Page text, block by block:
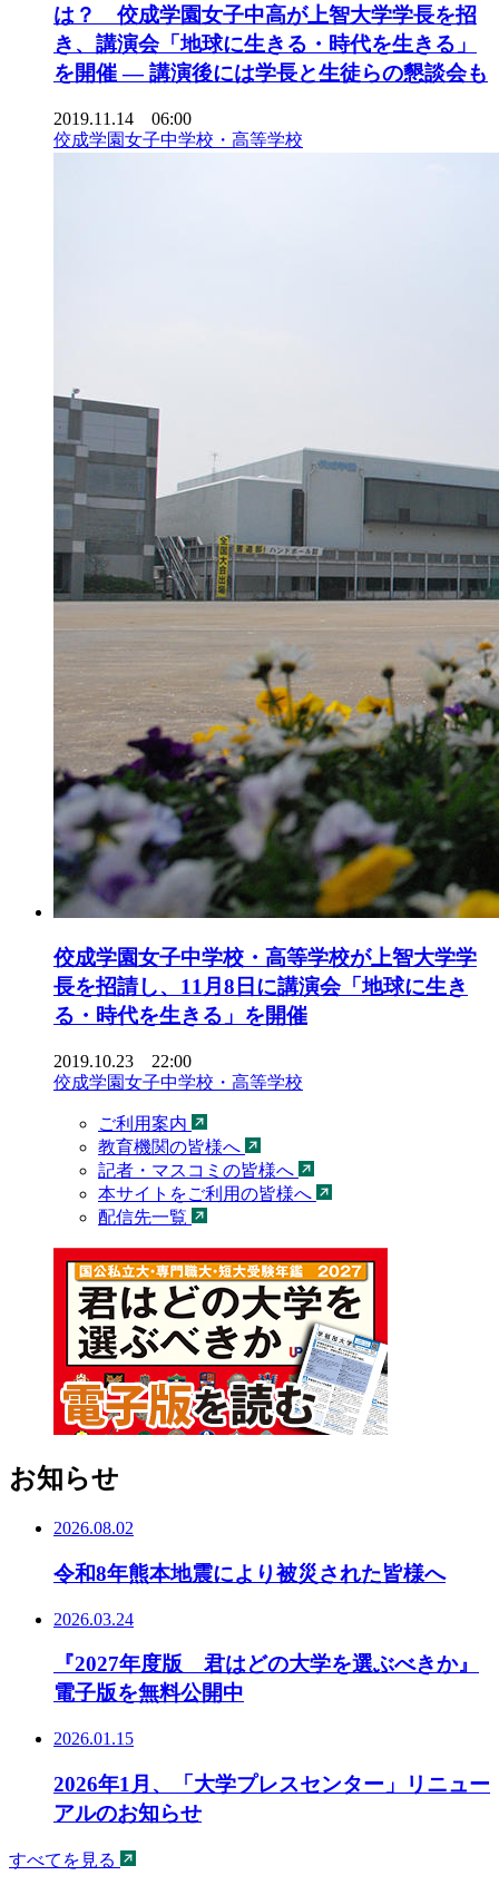
は？ 佼成学園女子中高が上智大学学長を招
き、講演会「地球に生きる・時代を生きる」
を開催 — 講演後には学長と生徒らの懇談会も
2019.11.14 06:00
佼成学園女子中学校・高等学校
佼成学園女子中学校・高等学校が上智大学学
長を招請し、11月8日に講演会「地球に生き
る・時代を生きる」を開催
2019.10.23 22:00
佼成学園女子中学校・高等学校
ご利用案内
教育機関の皆様へ
記者・マスコミの皆様へ
本サイトをご利用の皆様へ
配信先一覧
お知らせ
2026.08.02
令和8年熊本地震により被災された皆様へ
2026.03.24
『2027年度版 君はどの大学を選ぶべきか』
電子版を無料公開中
2026.01.15
2026年1月、「大学プレスセンター」リニュー
アルのお知らせ
すべてを見る